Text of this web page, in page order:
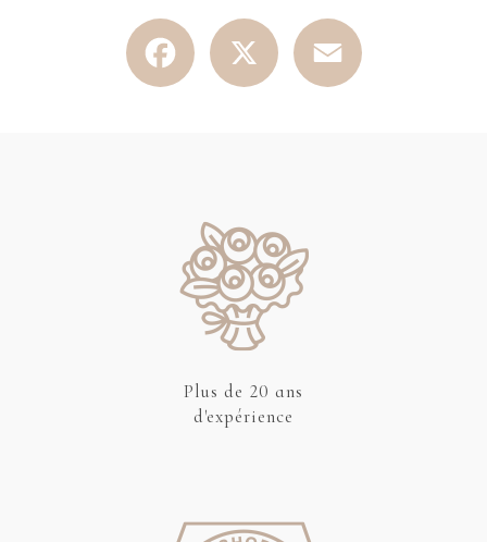
Facebook
Plus de 20 ans
d'expérience